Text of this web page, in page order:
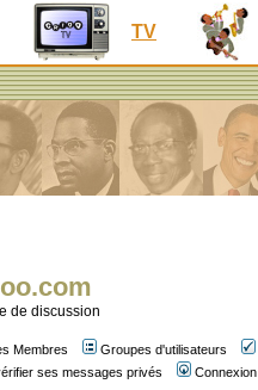
TV
de discussion
Membres Groupes d'utilisateurs
ses messages privés Connexion